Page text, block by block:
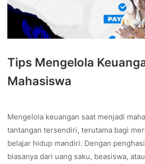
Tips Mengelola
Mahasiswa
Mengelola keuangan saat menjadi
tantangan tersendiri, terutama bagi
belajar hidup mandiri. Dengan
biasanya dari uang saku, beasiswa,